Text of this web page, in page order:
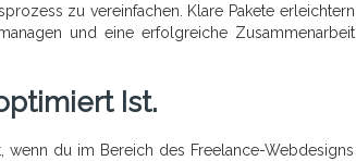
zu vereinfachen. Klare Pakete erleichtern
und eine erfolgreiche Zusammenarbeit
Ist.
du im Bereich des Freelance-Webdesigns